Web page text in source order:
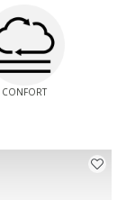
CONFORT